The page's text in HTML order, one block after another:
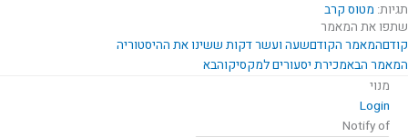
תגיות: מטוס קרב
שתפו את המאמר
קודםהמאמר הקודםשעה ועשר דקות ששינו את ההיסטוריה
המאמר הבאמכירת יסעורים למקסיקוהבא
מנוי
Login
Notify of